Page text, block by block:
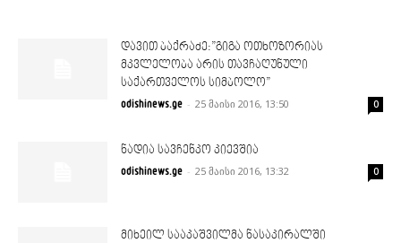
დავით ბაქრაძე:”გიგა ოთხოზორიას
მკვლელობა არის თავჩაღუნული
საქართველოს სიმბოლო”
odishinews.ge - 25 მაისი 2016, 13:50 0
ნადია სავჩენკო კიევშია
odishinews.ge - 25 მაისი 2016, 13:32 0
მიხეილ სააკაშვილმა ნასაკირალში